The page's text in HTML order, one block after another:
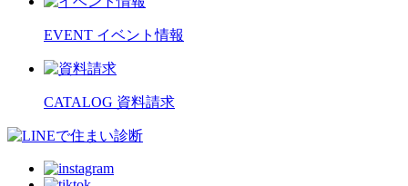
EVENT イベント情報
CATALOG 資料請求